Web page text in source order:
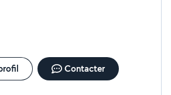
Contacter